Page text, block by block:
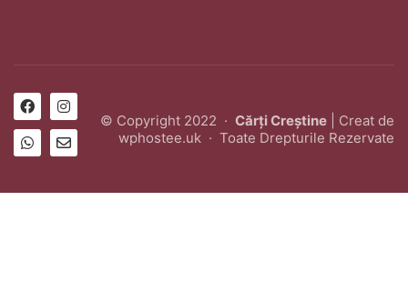
© Copyright 2022 · Cărți Creștine | Creat de
wphostee.uk · Toate Drepturile Rezervate